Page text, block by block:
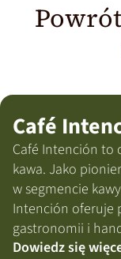
Café
Café Intención to
kawa. Jako
w segmencie
Intención oferuje
gastronomii i
Dowiedz się